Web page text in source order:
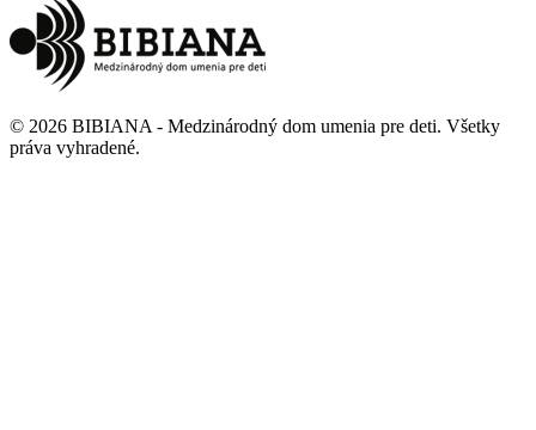
© 2026 BIBIANA - Medzinárodný dom umenia pre deti. Všetky
práva vyhradené.